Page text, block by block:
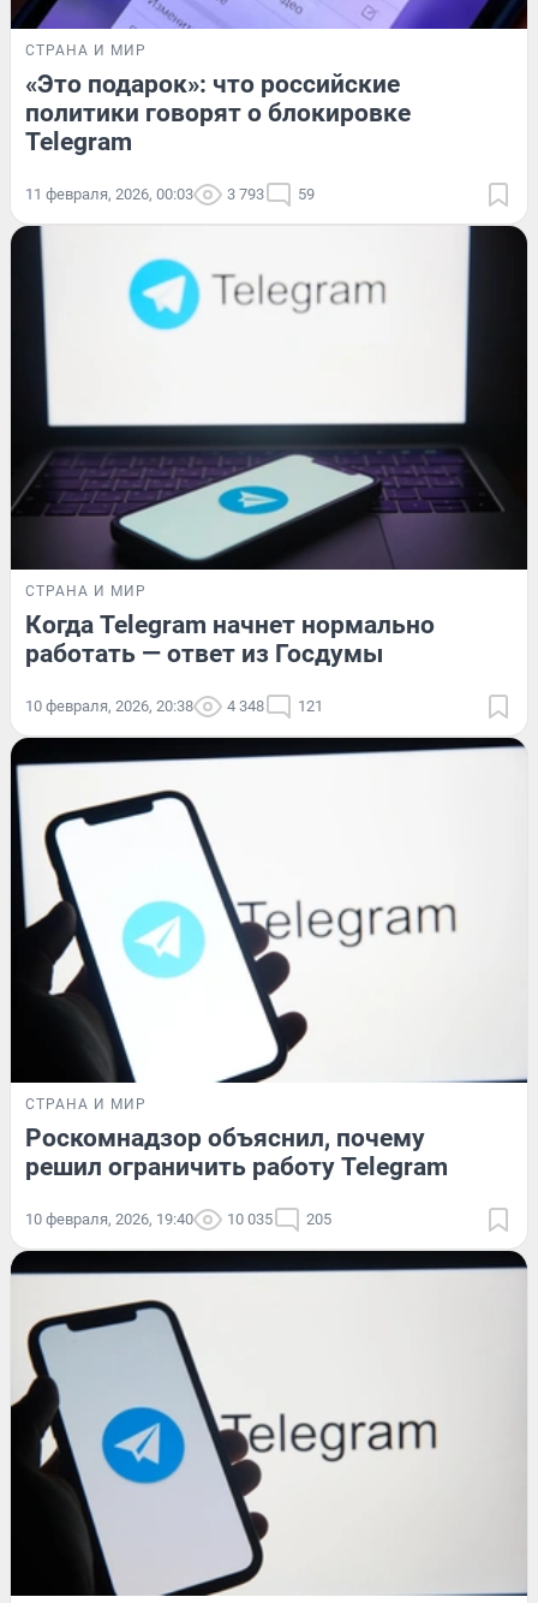
СТРАНА И МИР
«Это подарок»: что российские
политики говорят о блокировке
Telegram
11 февраля, 2026, 00:03 3 793 59
СТРАНА И МИР
Когда Telegram начнет нормально
работать — ответ из Госдумы
10 февраля, 2026, 20:38 4 348 121
СТРАНА И МИР
Роскомнадзор объяснил, почему
решил ограничить работу Telegram
10 февраля, 2026, 19:40 10 035 205